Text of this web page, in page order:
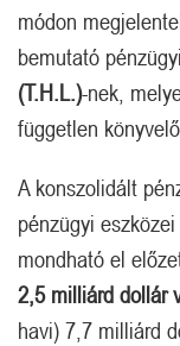
módon
bemutató
(T.H.L.)-nek,
független
A konszolidált
pénzügyi
mondható el
2,5 milliárd dollár
havi) 7,7 milliárd